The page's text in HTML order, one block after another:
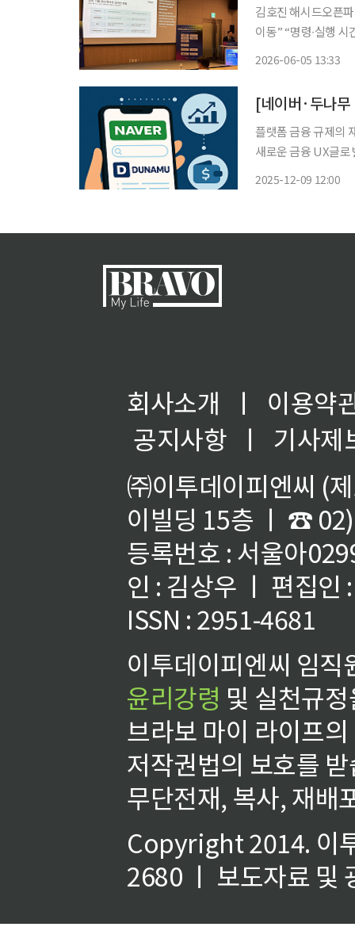
김호진 해시드오픈
이동” “명령∙실행 시간 편차
2026-06-05 13:33
플랫폼 금융 규제의
새로운 금융 UX글로벌 상
2025-12-09 12:00
회사소개 ㅣ
이용약
공지사항
ㅣ
기사제
㈜이투데이피엔씨 (
이빌딩 15층 ㅣ ☎
등록번호 : 서울아
인 : 김상우 ㅣ 편집인
ISSN : 2951-4681
이투데이피엔씨 임
윤리강령 및 실천규
브라보 마이 라이프
저작권법의 보호를
무단전재, 복사, 재배
Copyright 2014. 이
2680 ㅣ 보도자료